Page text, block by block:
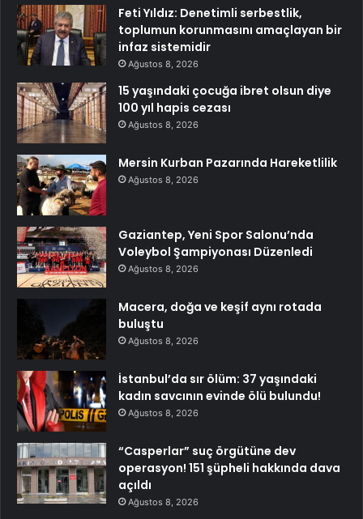
Feti Yıldız: Denetimli serbestlik,
toplumun korunmasını amaçlayan bir
infaz sistemidir
Ağustos 8, 2026
15 yaşındaki çocuğa ibret olsun diye
100 yıl hapis cezası
Ağustos 8, 2026
Mersin Kurban Pazarında Hareketlilik
Ağustos 8, 2026
Gaziantep, Yeni Spor Salonu’nda
Voleybol Şampiyonası Düzenledi
Ağustos 8, 2026
Macera, doğa ve keşif aynı rotada
buluştu
Ağustos 8, 2026
İstanbul’da sır ölüm: 37 yaşındaki
kadın savcının evinde ölü bulundu!
Ağustos 8, 2026
“Casperlar” suç örgütüne dev
operasyon! 151 şüpheli hakkında dava
açıldı
Ağustos 8, 2026